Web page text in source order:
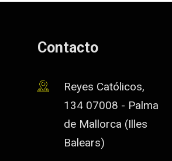
Contacto
Reyes Católicos,
134 07008 - Palma
de Mallorca (Illes
Balears)